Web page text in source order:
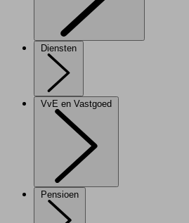
Diensten
VvE en Vastgoed
Pensioen